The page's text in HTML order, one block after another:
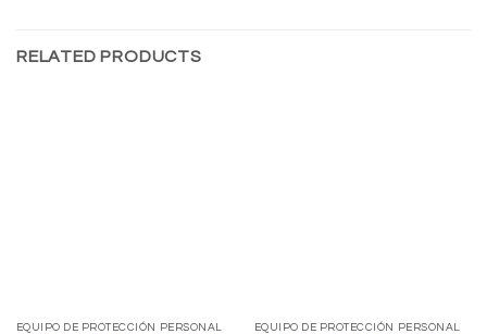
RELATED PRODUCTS
EQUIPO DE PROTECCIÓN PERSONAL EQUIPO DE PROTECCIÓN PERSONAL